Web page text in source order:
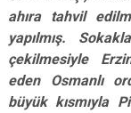
ahıra tahvil
yapılmış.
çekilmesiyle
eden Osmanlı
büyük kısmıyla